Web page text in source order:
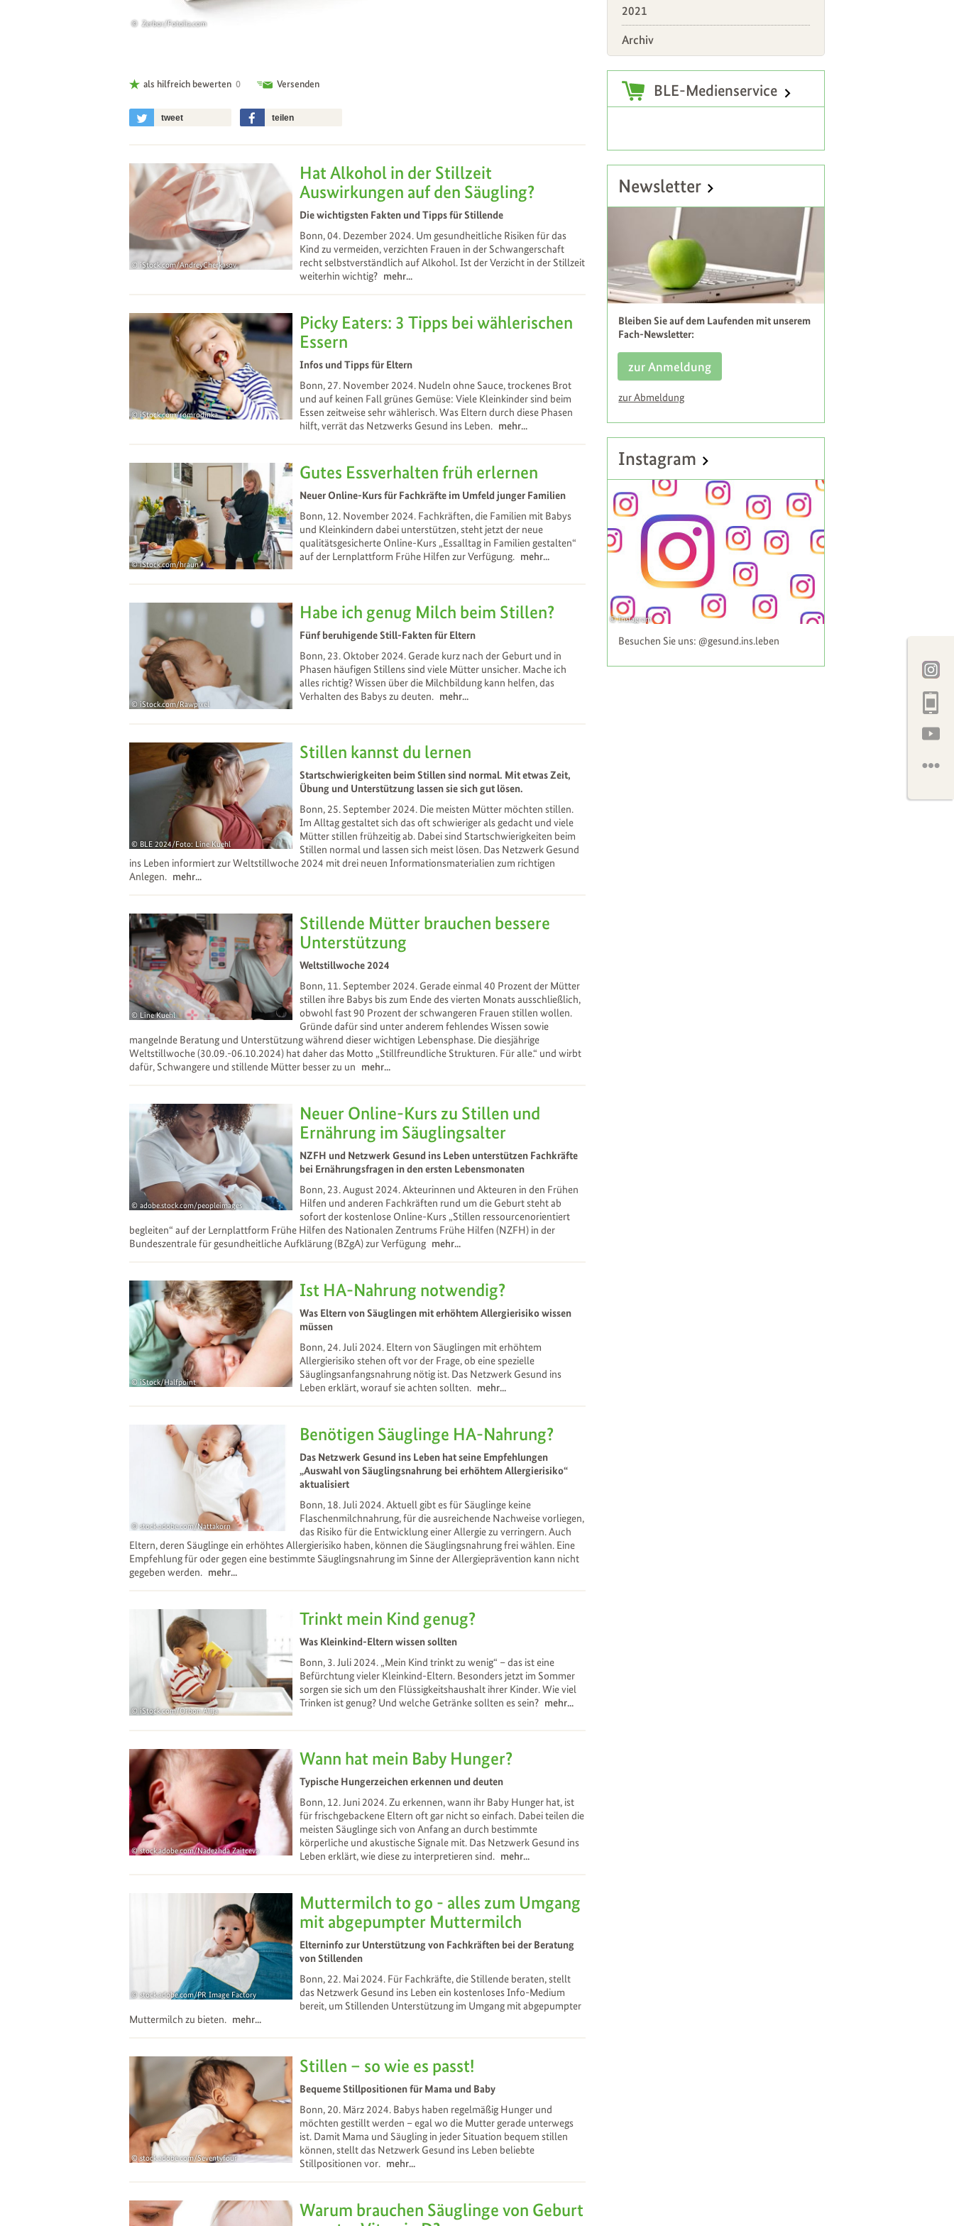
Zerbor/Fotolia.com
als hilfreich bewerten 0 Versenden
tweet teilen
iStock.com/AndreyCherkasov
Hat Alkohol in der Stillzeit
Auswirkungen auf den Säugling?
Die wichtigsten Fakten und Tipps für Stillende
Bonn, 04. Dezember 2024. Um gesundheitliche Risiken für das
Kind zu vermeiden, verzichten Frauen in der Schwangerschaft
recht selbstverständlich auf Alkohol. Ist der Verzicht in der Stillzeit
weiterhin wichtig? mehr...
iStock.com/romrodinka
Picky Eaters: 3 Tipps bei wählerischen
Essern
Infos und Tipps für Eltern
Bonn, 27. November 2024. Nudeln ohne Sauce, trockenes Brot
und auf keinen Fall grünes Gemüse: Viele Kleinkinder sind beim
Essen zeitweise sehr wählerisch. Was Eltern durch diese Phasen
hilft, verrät das Netzwerks Gesund ins Leben. mehr...
iStock.com/hraun
Gutes Essverhalten früh erlernen
Neuer Online-Kurs für Fachkräfte im Umfeld junger Familien
Bonn, 12. November 2024. Fachkräften, die Familien mit Babys
und Kleinkindern dabei unterstützen, steht jetzt der neue
qualitätsgesicherte Online-Kurs „Essalltag in Familien gestalten“
auf der Lernplattform Frühe Hilfen zur Verfügung. mehr...
iStock.com/Rawpixel
Habe ich genug Milch beim Stillen?
Fünf beruhigende Still-Fakten für Eltern
Bonn, 23. Oktober 2024. Gerade kurz nach der Geburt und in
Phasen häufigen Stillens sind viele Mütter unsicher. Mache ich
alles richtig? Wissen über die Milchbildung kann helfen, das
Verhalten des Babys zu deuten. mehr...
BLE 2024/Foto: Line Kuehl
Stillen kannst du lernen
Startschwierigkeiten beim Stillen sind normal. Mit etwas Zeit,
Übung und Unterstützung lassen sie sich gut lösen.
Bonn, 25. September 2024. Die meisten Mütter möchten stillen.
Im Alltag gestaltet sich das oft schwieriger als gedacht und viele
Mütter stillen frühzeitig ab. Dabei sind Startschwierigkeiten beim
Stillen normal und lassen sich meist lösen. Das Netzwerk Gesund
ins Leben informiert zur Weltstillwoche 2024 mit drei neuen Informationsmaterialien zum richtigen
Anlegen. mehr...
Line Kuehl
Stillende Mütter brauchen bessere
Unterstützung
Weltstillwoche 2024
Bonn, 11. September 2024. Gerade einmal 40 Prozent der Mütter
stillen ihre Babys bis zum Ende des vierten Monats ausschließlich,
obwohl fast 90 Prozent der schwangeren Frauen stillen wollen.
Gründe dafür sind unter anderem fehlendes Wissen sowie
mangelnde Beratung und Unterstützung während dieser wichtigen Lebensphase. Die diesjährige
Weltstillwoche (30.09.-06.10.2024) hat daher das Motto „Stillfreundliche Strukturen. Für alle.“ und wirbt
dafür, Schwangere und stillende Mütter besser zu un mehr...
adobe.stock.com/peopleimages
Neuer Online-Kurs zu Stillen und
Ernährung im Säuglingsalter
NZFH und Netzwerk Gesund ins Leben unterstützen Fachkräfte
bei Ernährungsfragen in den ersten Lebensmonaten
Bonn, 23. August 2024. Akteurinnen und Akteuren in den Frühen
Hilfen und anderen Fachkräften rund um die Geburt steht ab
sofort der kostenlose Online-Kurs „Stillen ressourcenorientiert
begleiten“ auf der Lernplattform Frühe Hilfen des Nationalen Zentrums Frühe Hilfen (NZFH) in der
Bundeszentrale für gesundheitliche Aufklärung (BZgA) zur Verfügung mehr...
iStock/Halfpoint
Ist HA-Nahrung notwendig?
Was Eltern von Säuglingen mit erhöhtem Allergierisiko wissen
müssen
Bonn, 24. Juli 2024. Eltern von Säuglingen mit erhöhtem
Allergierisiko stehen oft vor der Frage, ob eine spezielle
Säuglingsanfangsnahrung nötig ist. Das Netzwerk Gesund ins
Leben erklärt, worauf sie achten sollten. mehr...
stock.adobe.com/Nattakorn
Benötigen Säuglinge HA-Nahrung?
Das Netzwerk Gesund ins Leben hat seine Empfehlungen
„Auswahl von Säuglingsnahrung bei erhöhtem Allergierisiko“
aktualisiert
Bonn, 18. Juli 2024. Aktuell gibt es für Säuglinge keine
Flaschenmilchnahrung, für die ausreichende Nachweise vorliegen,
das Risiko für die Entwicklung einer Allergie zu verringern. Auch
Eltern, deren Säuglinge ein erhöhtes Allergierisiko haben, können die Säuglingsnahrung frei wählen. Eine
Empfehlung für oder gegen eine bestimmte Säuglingsnahrung im Sinne der Allergieprävention kann nicht
gegeben werden. mehr...
iStock.com/Orbon Alija
Trinkt mein Kind genug?
Was Kleinkind-Eltern wissen sollten
Bonn, 3. Juli 2024. „Mein Kind trinkt zu wenig“ – das ist eine
Befürchtung vieler Kleinkind-Eltern. Besonders jetzt im Sommer
sorgen sie sich um den Flüssigkeitshaushalt ihrer Kinder. Wie viel
Trinken ist genug? Und welche Getränke sollten es sein? mehr...
stock.adobe.com/Nadezhda Zaitceva
Wann hat mein Baby Hunger?
Typische Hungerzeichen erkennen und deuten
Bonn, 12. Juni 2024. Zu erkennen, wann ihr Baby Hunger hat, ist
für frischgebackene Eltern oft gar nicht so einfach. Dabei teilen die
meisten Säuglinge sich von Anfang an durch bestimmte
körperliche und akustische Signale mit. Das Netzwerk Gesund ins
Leben erklärt, wie diese zu interpretieren sind. mehr...
stock.adobe.com/PR Image Factory
Muttermilch to go - alles zum Umgang
mit abgepumpter Muttermilch
Elterninfo zur Unterstützung von Fachkräften bei der Beratung
von Stillenden
Bonn, 22. Mai 2024. Für Fachkräfte, die Stillende beraten, stellt
das Netzwerk Gesund ins Leben ein kostenloses Info-Medium
bereit, um Stillenden Unterstützung im Umgang mit abgepumpter
Muttermilch zu bieten. mehr...
stock.adobe.com/Seventyfour
Stillen – so wie es passt!
Bequeme Stillpositionen für Mama und Baby
Bonn, 20. März 2024. Babys haben regelmäßig Hunger und
möchten gestillt werden – egal wo die Mutter gerade unterwegs
ist. Damit Mama und Säugling in jeder Situation bequem stillen
können, stellt das Netzwerk Gesund ins Leben beliebte
Stillpositionen vor. mehr...
Warum brauchen Säuglinge von Geburt
2021
Archiv
Zusatzinformationen
BLE-Medienservice
Newsletter
Bleiben Sie auf dem Laufenden mit unserem
Fach-Newsletter:
zur Anmeldung
zur Abmeldung
Instagram
Instagram
Besuchen Sie uns: @gesund.ins.leben